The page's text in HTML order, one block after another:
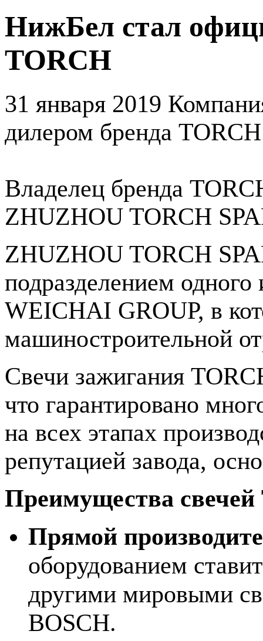
НижБел стал
TORCH
31 января 2019
дилером бренда
Владелец бренда
ZHUZHOU TORCH
ZHUZHOU TORCH
подразделением
WEICHAI GROUP, в
машиностроительной
Свечи зажигания
что гарантировано
на всех этапах
репутацией завода,
Преимущества
Прямой
оборудованием
другими мировыми
BOSCH.